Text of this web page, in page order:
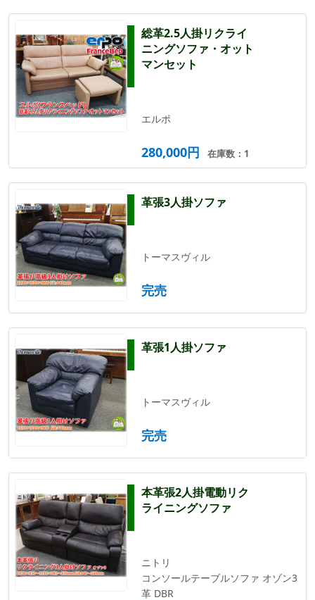
総革2.5人掛リクライ
ニングソファ・オット
マンセット
エルポ
280,000円 在庫数：1
革張3人掛ソファ
トーマスヴィル
完売
革張1人掛ソファ
トーマスヴィル
完売
本革張2人掛電動リク
ライニングソファ
ニトリ
コンソールテーブルソファ オゾン3
革 DBR